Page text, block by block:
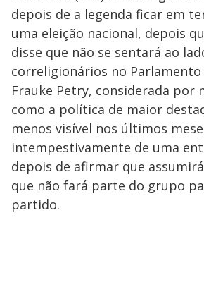
depois de a legenda ficar em
uma eleição nacional, depois
disse que não se sentará ao
correligionários no Parlamento
Frauke Petry, considerada por
como a política de maior
menos visível nos últimos
intempestivamente de uma
depois de afirmar que
que não fará parte do grupo
partido.